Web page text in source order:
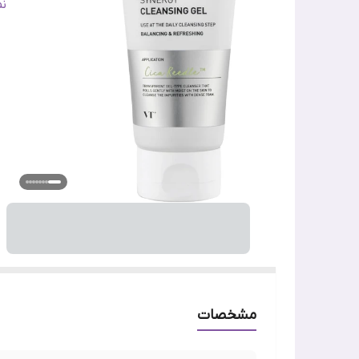
مشخصات